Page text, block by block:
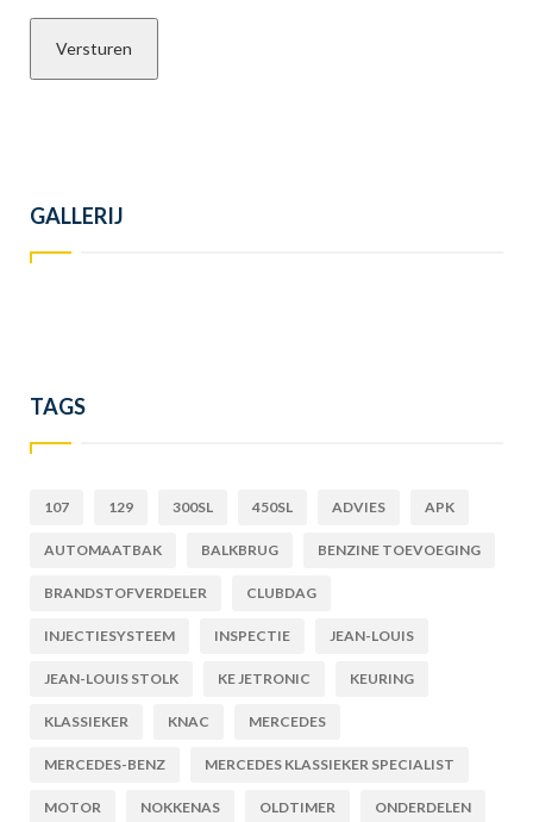
GALLERIJ
TAGS
107 129 300SL 450SL ADVIES APK
AUTOMAATBAK BALKBRUG BENZINE TOEVOEGING
BRANDSTOFVERDELER CLUBDAG
INJECTIESYSTEEM INSPECTIE JEAN-LOUIS
JEAN-LOUIS STOLK KE JETRONIC KEURING
KLASSIEKER KNAC MERCEDES
MERCEDES-BENZ MERCEDES KLASSIEKER SPECIALIST
MOTOR NOKKENAS OLDTIMER ONDERDELEN